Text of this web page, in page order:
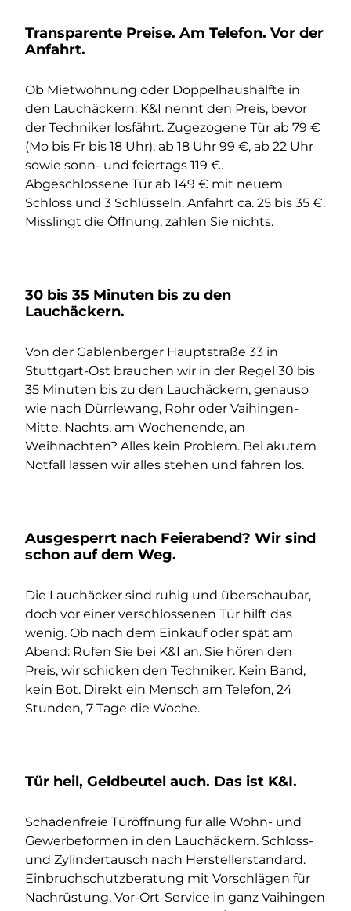
Transparente Preise. Am Telefon. Vor der
Anfahrt.
Ob Mietwohnung oder Doppelhaushälfte in
den Lauchäckern: K&I nennt den Preis, bevor
der Techniker losfährt. Zugezogene Tür ab 79 €
(Mo bis Fr bis 18 Uhr), ab 18 Uhr 99 €, ab 22 Uhr
sowie sonn- und feiertags 119 €.
Abgeschlossene Tür ab 149 € mit neuem
Schloss und 3 Schlüsseln. Anfahrt ca. 25 bis 35 €.
Misslingt die Öffnung, zahlen Sie nichts.
30 bis 35 Minuten bis zu den
Lauchäckern.
Von der Gablenberger Hauptstraße 33 in
Stuttgart-Ost brauchen wir in der Regel 30 bis
35 Minuten bis zu den Lauchäckern, genauso
wie nach Dürrlewang, Rohr oder Vaihingen-
Mitte. Nachts, am Wochenende, an
Weihnachten? Alles kein Problem. Bei akutem
Notfall lassen wir alles stehen und fahren los.
Ausgesperrt nach Feierabend? Wir sind
schon auf dem Weg.
Die Lauchäcker sind ruhig und überschaubar,
doch vor einer verschlossenen Tür hilft das
wenig. Ob nach dem Einkauf oder spät am
Abend: Rufen Sie bei K&I an. Sie hören den
Preis, wir schicken den Techniker. Kein Band,
kein Bot. Direkt ein Mensch am Telefon, 24
Stunden, 7 Tage die Woche.
Tür heil, Geldbeutel auch. Das ist K&I.
Schadenfreie Türöffnung für alle Wohn- und
Gewerbeformen in den Lauchäckern. Schloss-
und Zylindertausch nach Herstellerstandard.
Einbruchschutzberatung mit Vorschlägen für
Nachrüstung. Vor-Ort-Service in ganz Vaihingen